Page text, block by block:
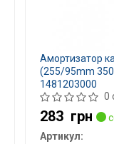
Амортизатор
(255/95mm
1481203000
0
283 грн
Артикул: